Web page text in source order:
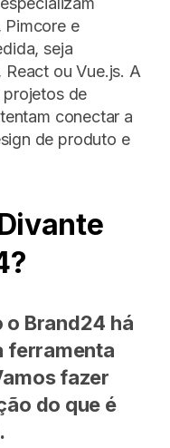
Pimcore e
seja
ou Vue.js. A
projetos de
conectar a
de produto e
o Brand24 há
ferramenta
fazer
do que é